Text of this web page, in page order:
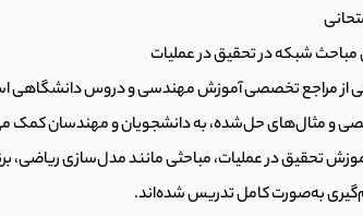
مباحث شبکه در تحقیق در عملیات
از مراجع تخصصی آموزش مهندسی و دروس دانشگاهی
و مثال‌های حل‌شده، به دانشجویان و مهندسان کمک
تحقیق در عملیات، مباحثی مانند مدل‌سازی ریاضی،
به‌صورت کامل تدریس شده‌اند.